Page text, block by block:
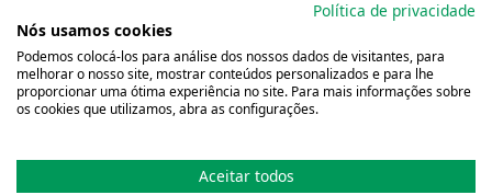
Copyright 2001 - 2026 Unimed do
Brasil - Todos os direitos reservados
Política de privacidade
Nós usamos cookies
Podemos colocá-los para análise dos nossos dados de visitantes, para
melhorar o nosso site, mostrar conteúdos personalizados e para lhe
proporcionar uma ótima experiência no site. Para mais informações sobre
os cookies que utilizamos, abra as configurações.
Aceitar todos